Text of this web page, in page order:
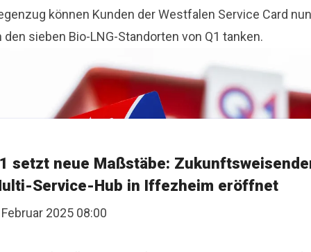
können Kunden der Westfalen Service Card nun
den sieben Bio-LNG-Standorten von Q1 tanken.
setzt neue Maßstäbe:
Service-Hub in Iffezheim eröffnet
2025 08:00